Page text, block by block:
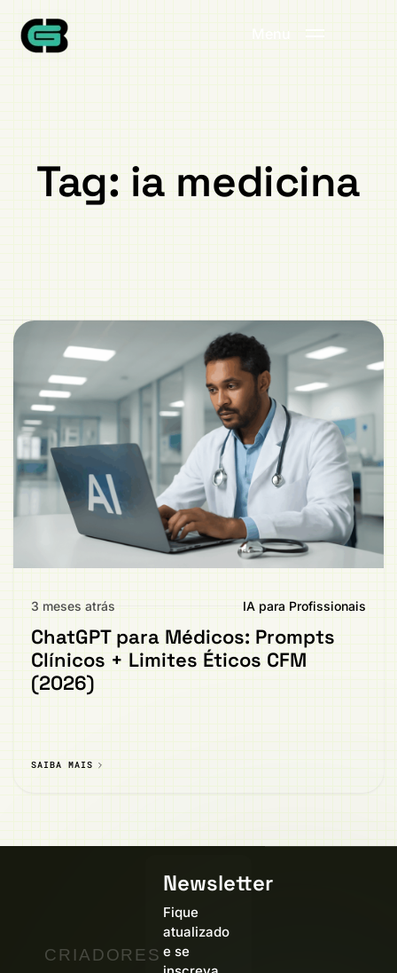
Menu
Tag: ia medicina
3 meses atrás IA para Profissionais
ChatGPT para Médicos: Prompts
Clínicos + Limites Éticos CFM
(2026)
SAIBA MAIS
CRIADORES
Newsletter
Fique
atualizado
e se